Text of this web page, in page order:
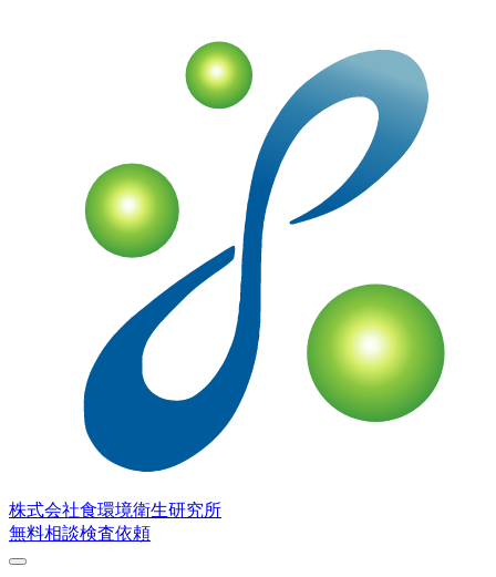
株式会社食環境衛生研究所
無料相談検査依頼